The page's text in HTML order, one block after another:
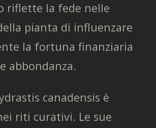
riflette la fede nelle
pianta di influenzare
la fortuna finanziaria
abbondanza.
canadensis è
riti curativi. Le sue